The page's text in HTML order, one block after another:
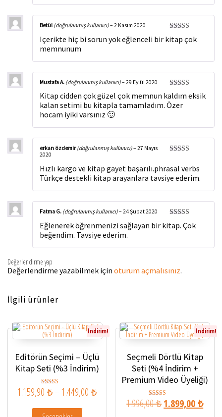
5 üzerinden
5oy aldı
Betül (doğrulanmış kullanıcı)– 2 Kasım 2020
Içerikte hiç bi sorun yok eğlenceli bir kitap çok
memnunum
5 üzerinden
5oy aldı
Mustafa A. (doğrulanmış kullanıcı)– 29 Eylül 2020
Kitap cidden çok güzel çok memnun kaldım eksik
kalan setimi bu kitapla tamamladım. Özer
hocam iyiki varsınız 🙂
5oy aldı
erkan özdemir(doğrulanmış kullanıcı)– 27 Mayıs
2020
Hızlı kargo ve kitap gayet başarılı.phrasal verbs
Türkçe destekli kitap arayanlara tavsiye ederim.
5 üzerinden
5oy aldı
Fatma G. (doğrulanmış kullanıcı)– 24 Şubat 2020
Eğlenerek öğrenmenizi sağlayan bir kitap. Çok
beğendim. Tavsiye ederim.
Değerlendirme yap
Değerlendirme yazabilmek için oturum açmalısınız.
İlgili ürünler
İndirim!
Editörün Seçimi – Üçlü
Kitap Seti (%3 İndirim)
5 üzerinden
4.81
1.159,90₺–1.449,00₺Fiyat aralığı: 1.159,90 ₺ - 1.449,00 ₺
Bu ürünün birden fazla varyasyonu var. Seçenekler ürün
İndirim!
Seçmeli Dörtlü Kitap
Seti (%4 İndirim +
Premium Video Üyeliği)
5 üzerinden
4.89
1.996,00₺Orijinal fiyat:
1.899,00₺Şu